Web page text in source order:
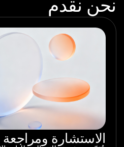
نحن نقدم
الاستشارة ومراجعة